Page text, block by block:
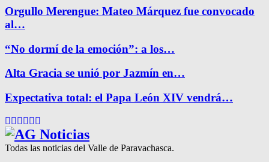
Orgullo Merengue: Mateo Márquez fue convocado
al…
“No dormí de la emoción”: a los…
Alta Gracia se unió por Jazmín en…
Expectativa total: el Papa León XIV vendrá…
Facebook
Twitter
Instagram
Pinterest
Google
Todas las noticias del Valle de Paravachasca.